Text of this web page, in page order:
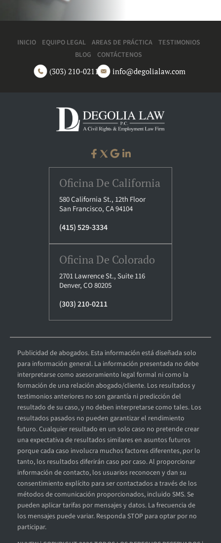
INICIO EQUIPO LEGAL AREAS DE PRÁCTICA
TESTIMONIOS
BLOG
CONTÁCTENOS
(303) 210-0211
info@degolialaw.com
Oficina De California
580 California St., 12th Floor
San Francisco, CA 94104
(415) 529-3334
Oficina De Colorado
2701 Lawrence St., Suite 116
Denver, CO 80205
(303) 210-0211
Publicidad de abogados. Esta información está diseñada solo
para información general. La información presentada no debe
interpretarse como asesoramiento legal formal ni como la
formación de una relación abogado/cliente. Los resultados y
testimonios anteriores no son garantía ni predicción del
resultado de su caso, y no deben interpretarse como tales. Los
resultados pasados no pueden garantizar el rendimiento
futuro. Cualquier resultado en un solo caso no pretende crear
una expectativa de resultados similares en asuntos futuros
porque cada caso involucra muchos factores diferentes, por lo
tanto, los resultados diferirán caso por caso. Al proporcionar
información de contacto, los usuarios reconocen y dan su
consentimiento explícito para ser contactados a través de los
métodos de comunicación proporcionados, incluido SMS. Se
pueden aplicar tarifas por mensajes y datos. La frecuencia de
los mensajes puede variar. Responda STOP para optar por no
participar.